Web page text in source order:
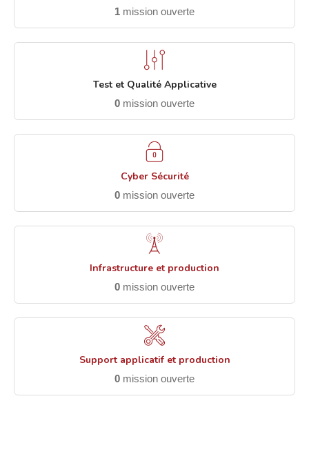
1 mission ouverte
Test et Qualité Applicative
0 mission ouverte
Cyber Sécurité
0 mission ouverte
Infrastructure et production
0 mission ouverte
Support applicatif et production
0 mission ouverte